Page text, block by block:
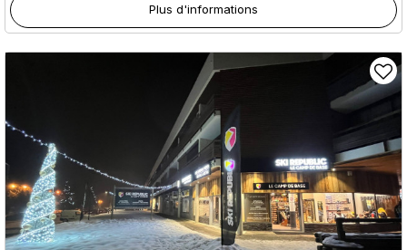
Plus d'informations